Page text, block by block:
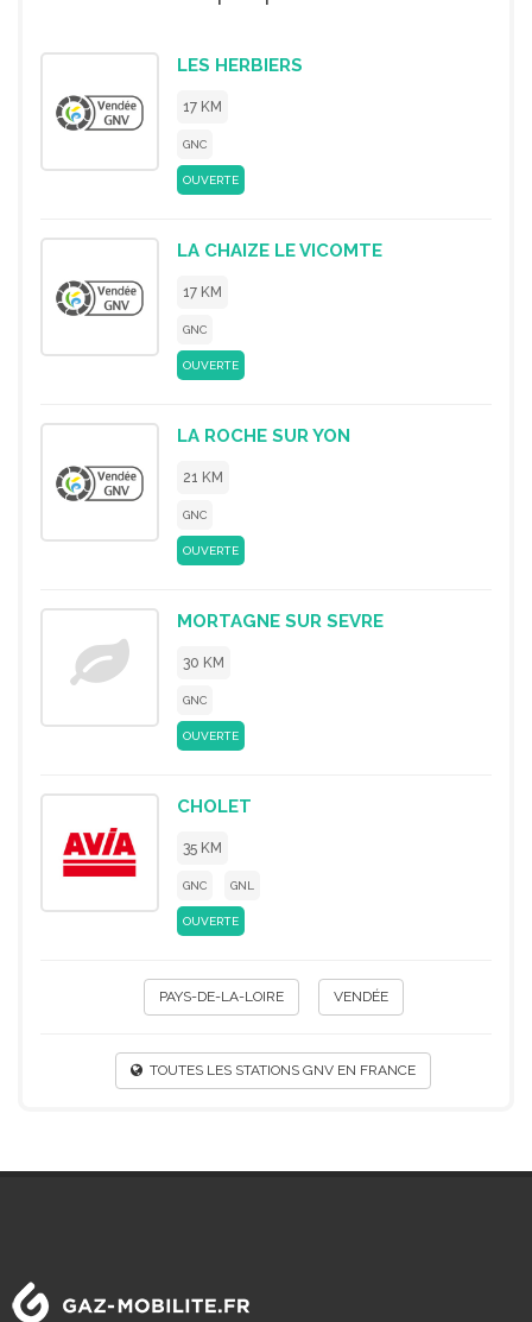
LES HERBIERS
17 KM
GNC
OUVERTE
LA CHAIZE LE VICOMTE
17 KM
GNC
OUVERTE
LA ROCHE SUR YON
21 KM
GNC
OUVERTE
MORTAGNE SUR SEVRE
30 KM
GNC
OUVERTE
CHOLET
35 KM
GNC GNL
OUVERTE
PAYS-DE-LA-LOIRE VENDÉE
TOUTES LES STATIONS GNV EN FRANCE